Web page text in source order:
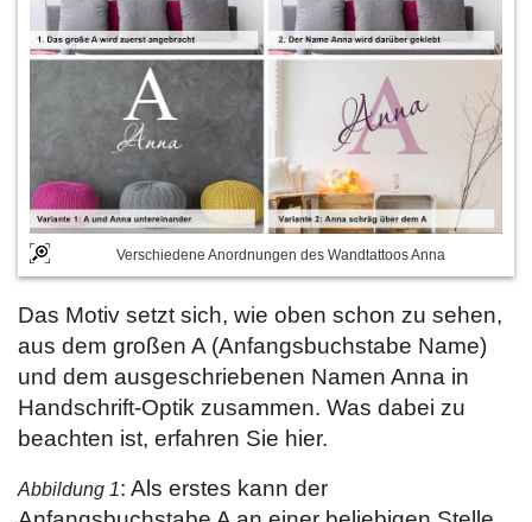
Verschiedene Anordnungen des Wandtattoos Anna
Das Motiv setzt sich, wie oben schon zu sehen,
aus dem großen A (Anfangsbuchstabe Name)
und dem ausgeschriebenen Namen Anna in
Handschrift-Optik zusammen. Was dabei zu
beachten ist, erfahren Sie hier.
Abbildung 1: Als erstes kann der